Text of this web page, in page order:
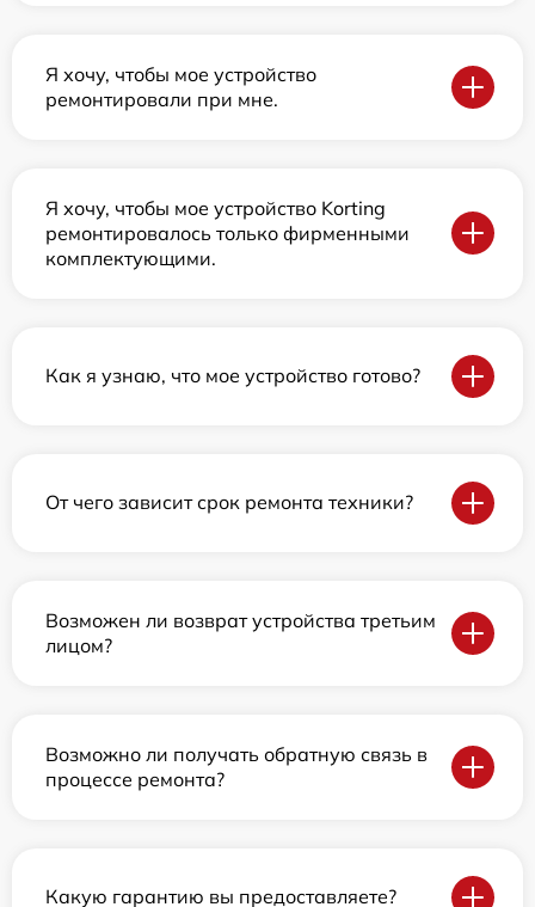
Я хочу, чтобы мое устройство
ремонтировали при мне.
Я хочу, чтобы мое устройство Korting
ремонтировалось только фирменными
комплектующими.
Как я узнаю, что мое устройство готово?
От чего зависит срок ремонта техники?
Возможен ли возврат устройства третьим
лицом?
Возможно ли получать обратную связь в
процессе ремонта?
Какую гарантию вы предоставляете?